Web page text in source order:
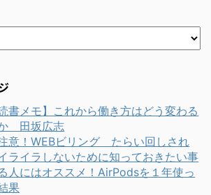
読書メモ】これから働き方はどう変わる
田坂広志
意！WEBビリング たらい回しされ
ライラしないために知っておきたい事
人にはオススメ！AirPodsを１年使っ
果